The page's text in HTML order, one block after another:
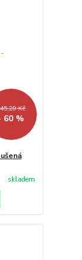
Kč
60 %
skladem